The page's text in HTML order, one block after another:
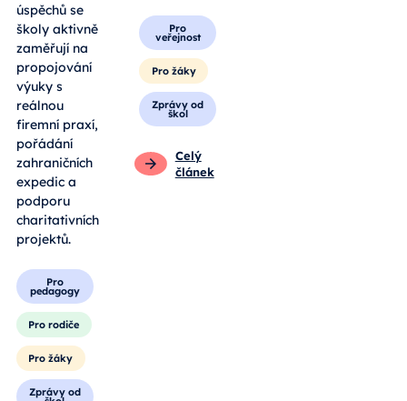
úspěchů se
školy aktivně
zaměřují na
propojování
výuky s
reálnou
firemní praxí,
pořádání
zahraničních
expedic a
podporu
charitativních
projektů.
Pro
pedagogy
Pro rodiče
Pro žáky
Zprávy od
Pro
veřejnost
Pro žáky
Zprávy od
škol
Celý
článek